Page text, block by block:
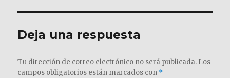
Deja una respuesta
Tu dirección de correo electrónico no será publicada. Los
campos obligatorios están marcados con *